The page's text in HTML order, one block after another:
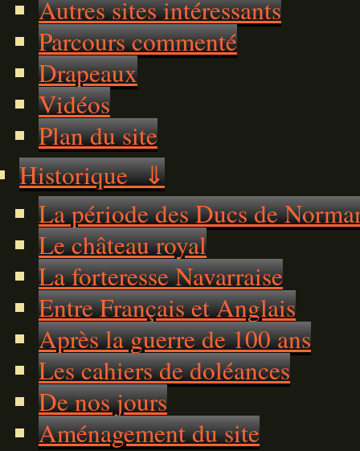
Autres sites intéressants
Parcours commenté
Drapeaux
Vidéos
Plan du site
Historique ⇓
La période des Ducs de
Le château royal
La forteresse Navarraise
Entre Français et Anglais
Après la guerre de 100 ans
Les cahiers de doléances
De nos jours
Aménagement du site